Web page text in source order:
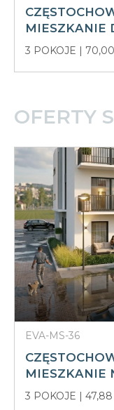
MIESZKANIE
3 POKOJE
OFERTY
EVA-MS-36
MIESZKANIE
3 POKOJE 47,88